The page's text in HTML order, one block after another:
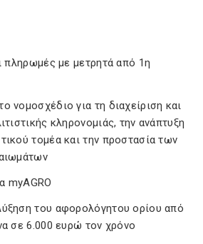
πληρωμές με μετρητά από 1η
νομοσχέδιο για τη διαχείριση και
κληρονομιάς, την ανάπτυξη
τομέα και την προστασία των
myAGRO
του αφορολόγητου ορίου από
σε 6.000 ευρώ τον χρόνο